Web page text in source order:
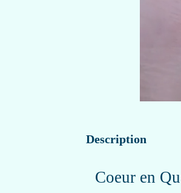
Description
Coeur en